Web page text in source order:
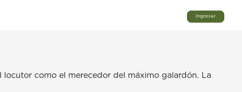
Ingresar
como el merecedor del máximo galardón. La